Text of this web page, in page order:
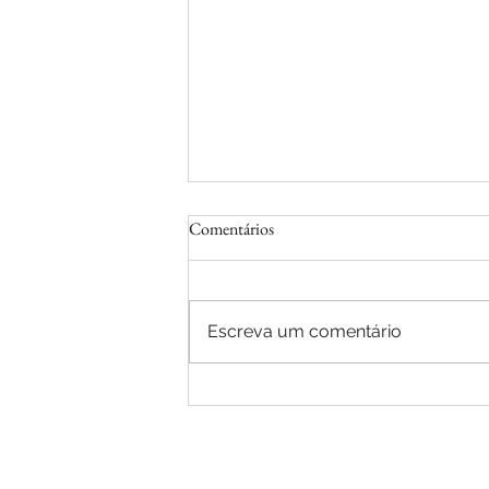
Comentários
Escreva um comentário